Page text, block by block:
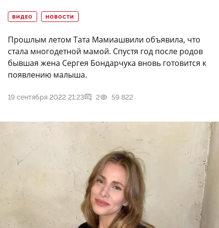
ВИДЕО НОВОСТИ
Прошлым летом Тата Мамиашвили объявила, что
стала многодетной мамой. Спустя год после родов
бывшая жена Сергея Бондарчука вновь готовится к
появлению малыша.
19 сентября 2022 21:23 2 59 822